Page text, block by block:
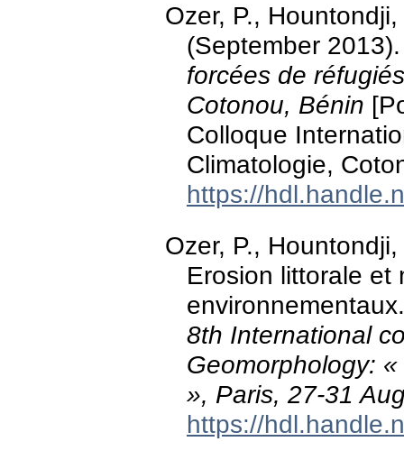
Ozer, P.,
(September
forcées de
Cotonou, Bénin
Colloque
Climatologie,
https://
Ozer, P.,
Erosion littorale et
8th International
Geomorphology:
», Paris, 27-31
https://